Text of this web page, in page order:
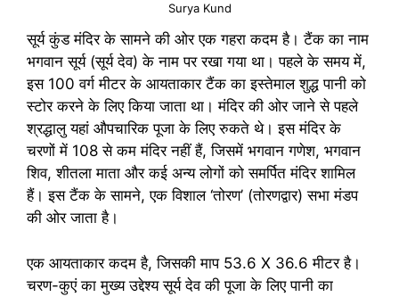
Surya Kund
सूर्य कुंड मंदिर के सामने की ओर एक गहरा कदम है। टैंक का नाम
भगवान सूर्य (सूर्य देव) के नाम पर रखा गया था। पहले के समय में,
इस 100 वर्ग मीटर के आयताकार टैंक का इस्तेमाल शुद्ध पानी को
स्टोर करने के लिए किया जाता था। मंदिर की ओर जाने से पहले
श्रद्धालु यहां औपचारिक पूजा के लिए रुकते थे। इस मंदिर के
चरणों में 108 से कम मंदिर नहीं हैं, जिसमें भगवान गणेश, भगवान
शिव, शीतला माता और कई अन्य लोगों को समर्पित मंदिर शामिल
हैं। इस टैंक के सामने, एक विशाल ‘तोरण’ (तोरणद्वार) सभा मंडप
की ओर जाता है।
एक आयताकार कदम है, जिसकी माप 53.6 X 36.6 मीटर है।
चरण-कुएं का मुख्य उद्देश्य सूर्य देव की पूजा के लिए पानी का